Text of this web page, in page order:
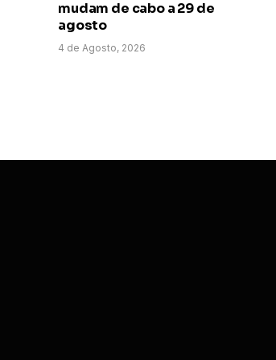
mudam de cabo a 29 de
agosto
4 de Agosto, 2026